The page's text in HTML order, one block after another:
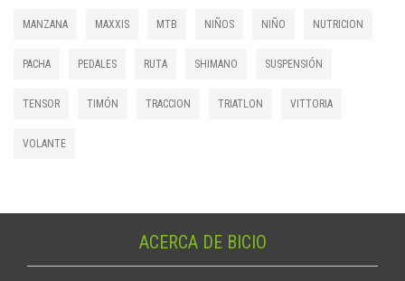
MANZANA MAXXIS MTB NIÑOS NIÑO NUTRICION
PACHA PEDALES RUTA SHIMANO SUSPENSIÓN
TENSOR TIMÓN TRACCION TRIATLON VITTORIA
VOLANTE
ACERCA DE BICIO